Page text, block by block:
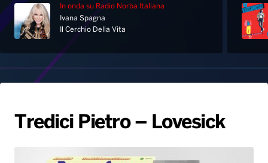
Home
Palinsesto
Hit Dance
Giochi&Concorsi
PALATOUR
Notizie
Locali
Musica e Spettacolo
Playlist
Generale
Notiziario
Gallery
Radio Norba News TV
In onda su Radio Norba Italiana
Ivana Spagna
Il Cerchio Della Vita
Tredici Pietro – Lovesick